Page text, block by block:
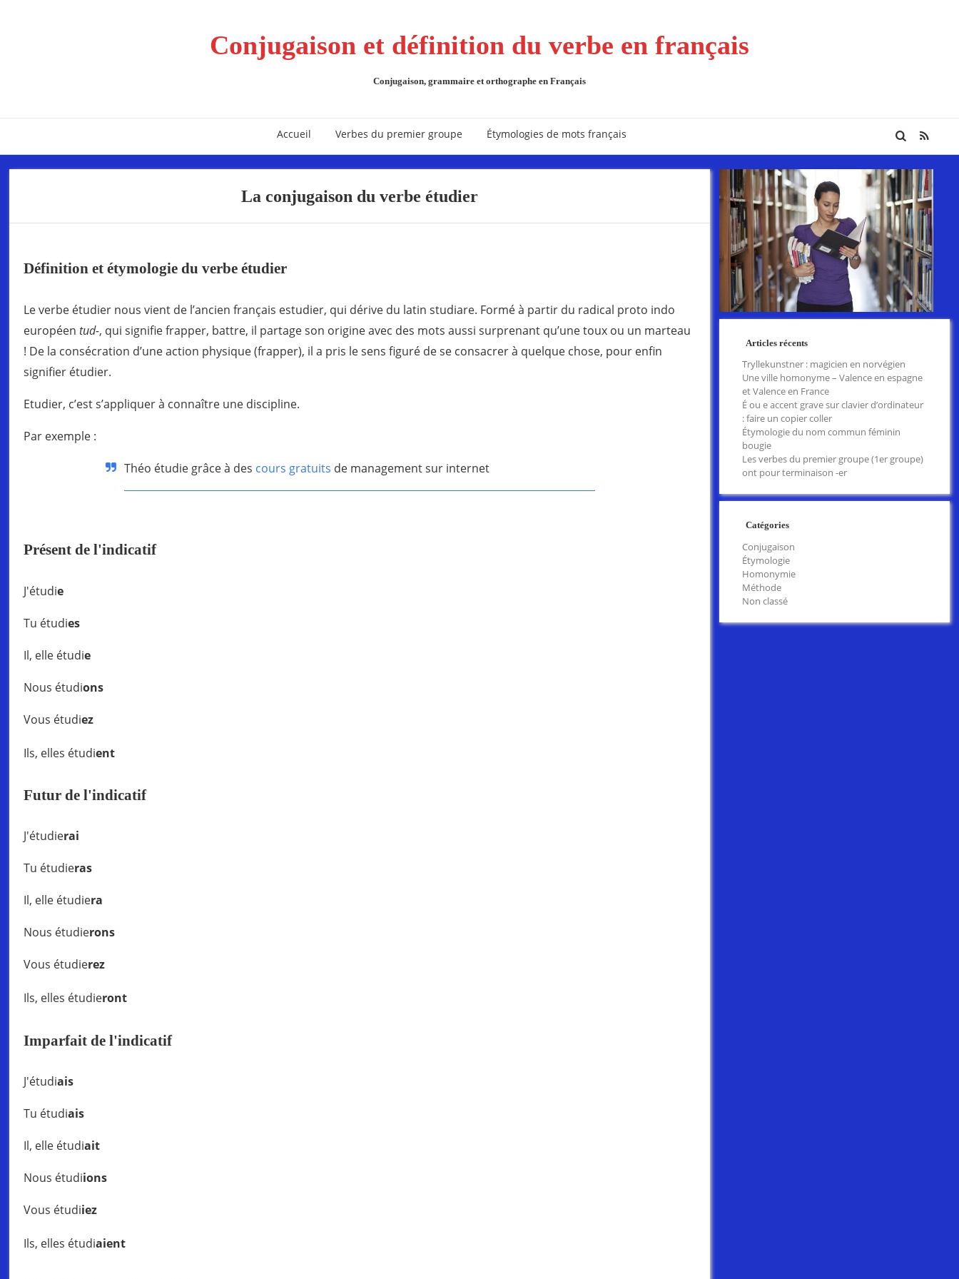
Conjugaison et définition du verbe en français
Conjugaison, grammaire et orthographe en Français
Accueil Verbes du premier groupe Étymologies de mots français
La conjugaison du verbe étudier
Définition et étymologie du verbe étudier
Le verbe étudier nous vient de l’ancien français estudier, qui dérive du latinstudiare. Formé à partir du radical proto indo
européentud-, qui signifie frapper, battre, il partage son origine avec des mots aussi surprenant qu’une toux ou un marteau
! De la consécration d’une action physique (frapper), il a pris le sens figuré de se consacrer à quelque chose, pour enfin
signifier étudier.
Etudier, c’est s’appliquer à connaître une discipline.
Par exemple :
Théo étudie grâce à des cours gratuits de management sur internet
Présent de l'indicatif
J'étudie
Tu étudies
Il, elle étudie
Nous étudions
Vous étudiez
Ils, elles étudient
Futur de l'indicatif
J'étudierai
Tu étudieras
Il, elle étudiera
Nous étudierons
Vous étudierez
Ils, elles étudieront
Imparfait de l'indicatif
J'étudiais
Tu étudiais
Il, elle étudiait
Nous étudiions
Vous étudiiez
Ils, elles étudiaient
Articles récents
Tryllekunstner : magicien en norvégien
Une ville homonyme – Valence en espagne
et Valence en France
É ou e accent grave sur clavier d’ordinateur
: faire un copier coller
Étymologie du nom commun féminin
bougie
Les verbes du premier groupe (1er groupe)
ont pour terminaison -er
Catégories
Conjugaison
Étymologie
Homonymie
Méthode
Non classé